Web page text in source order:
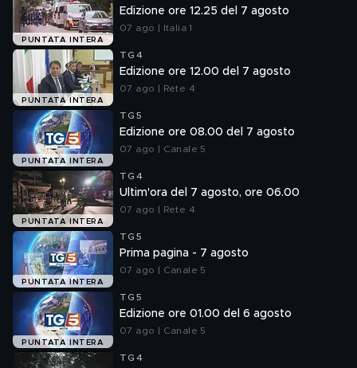
PUNTATA INTERA
Edizione ore 12.25 del 7 agosto
07 ago | Italia 1
PUNTATA INTERA
TG4
Edizione ore 12.00 del 7 agosto
07 ago | Rete 4
PUNTATA INTERA
TG5
Edizione ore 08.00 del 7 agosto
07 ago | Canale 5
PUNTATA INTERA
TG4
Ultim'ora del 7 agosto, ore 06.00
07 ago | Rete 4
PUNTATA INTERA
TG5
Prima pagina - 7 agosto
07 ago | Canale 5
PUNTATA INTERA
TG5
Edizione ore 01.00 del 6 agosto
07 ago | Canale 5
TG4